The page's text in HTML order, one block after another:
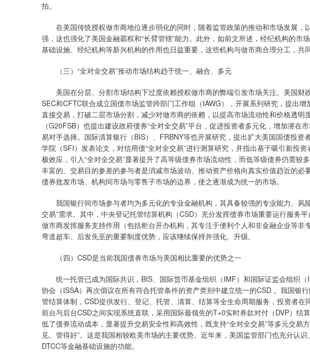
拍。
在美国传统授权做市商地位逐步弱化的同时，随着监管政策的推动和市场发展，
强，这也强化了美国金融霸权和“长臂管辖”能力。此外，如前文所述，经纪机构的市
基础设施、经纪机构等新兴机构的作用也日益重要，这些机构与做市商合理分工，共
（三）“全对全交易”推动市场结构趋于统一、融合、多元
美国在分层、分割市场结构下过度依赖授权做市商的弊端引发市场关注。美国财
SEC和CFTC联合成立国债市场监管跨部门工作组（IAWG），开展系列研究，提出增
直接交易，打破二层市场分割，减少对做市商的依赖，以提高市场流动性和价格透明
（G20FSB）也提出建设政府债券“全对全交易”平台，促进投资者多元化，增加潜在
易对手选择。国际清算银行（BIS）、FRBNY等也开展研究，提出扩大美国国债投资
学院（SFI）发表论文，对信用债“全对全交易”进行测算研究，并指出基于吸引新投
极效应，引入“全对全交易”显著提升了高等级债券市场流动性，而低等级债券仍需较
丰富的、交易目的参差的参与者是消减市场波动、推动资产价格向真实价值趋近的必
债券批发市场、机构间市场与零售子市场的边界，使之逐渐成为统一的市场。
我国银行间市场参与者均为多元化的专业金融机构，其具备较强的专业能力、风
交易”需求。其中，中央登记托管结算机构（CSD）充分发挥债券市场重要运行服务
做市商发挥服务支持作用（包括柜台开办机构，其专注于便利个人和非金融企业等非
弯道超车、后发先至的重要制度优势，应该继续保持并强化、升级。
（四）CSD是当前我国债券市场与美国相比重要的优势之一
统一托管已成为国际共识，BIS、国际货币基金组织（IMF）和国际证监会组织（
协会（ISSA）再次倡议在所有符合托管条件的资产类别中建立统一的CSD 。我国银
管结算体制，CSD提供发行、登记、托管、清算、结算等全生命周期服务，投资者在
前台与后台CSD之间实现系统直联，采用国际最领先的T+0实时券款对付（DVP）结
低了债券流动成本，显著提升交易安全性和高效性，既支持“全对全交易”等多元交易
见、管得好”。这是我国相较欧美市场的主要优势。近年来，美国监管部门也充分认
DTCC等金融基础设施的功能。